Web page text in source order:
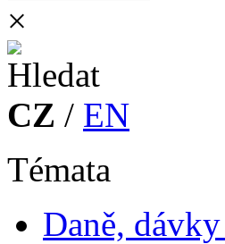
×
CZ / EN
Témata
Daně,